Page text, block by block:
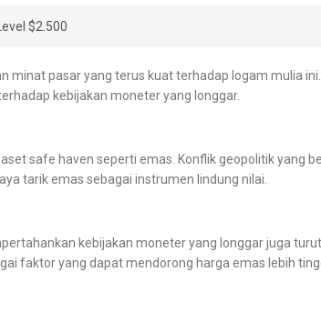
$2.500
minat pasar yang terus kuat terhadap logam mulia
kebijakan moneter yang longgar.
safe haven seperti emas. Konflik geopolitik yang
tarik emas sebagai instrumen lindung nilai.
kebijakan moneter yang longgar juga
faktor yang dapat mendorong harga emas lebih